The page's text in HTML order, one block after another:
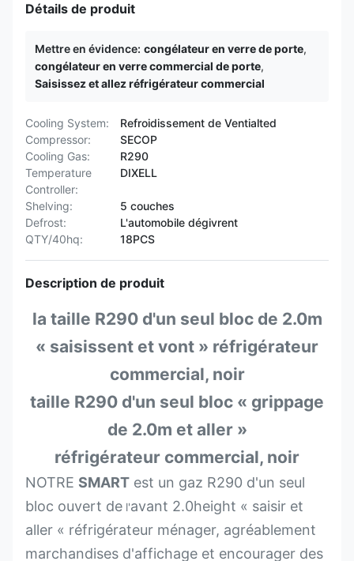
Détails de produit
Mettre en évidence: congélateur en verre de porte,
congélateur en verre commercial de porte,
Saisissez et allez réfrigérateur commercial
Cooling System:
Refroidissement de Ventialted
Compressor:
SECOP
Cooling Gas:
R290
Temperature
Controller:
DIXELL
Shelving:
5 couches
Defrost:
L'automobile dégivrent
QTY/40hq:
18PCS
Description de produit
la taille R290 d'un seul bloc de 2.0m
« saisissent et vont » réfrigérateur
commercial, noir
taille R290 d'un seul bloc « grippage
de 2.0m et aller »
réfrigérateur commercial, noir
NOTRE SMART est un gaz R290 d'un seul
bloc ouvert de l'avant 2.0height « saisir et
aller « réfrigérateur ménager, agréablement
marchandises d'affichage et encourager des